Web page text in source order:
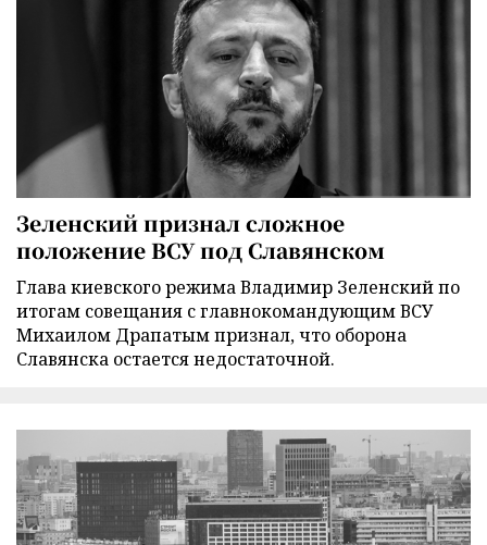
Зеленский признал сложное
положение ВСУ под Славянском
Глава киевского режима Владимир Зеленский по
итогам совещания с главнокомандующим ВСУ
Михаилом Драпатым признал, что оборона
Славянска остается недостаточной.